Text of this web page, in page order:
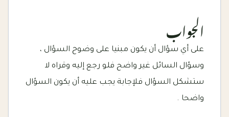
الجواب
على أي سؤال أن يكون مبنيا على وضوح السؤال ،
وسؤال السائل غير واضح فلو رجع إليه وقراه لا
ستشكل السؤال فلإجابة يجب عليه أن يكون السؤال
واضحا .